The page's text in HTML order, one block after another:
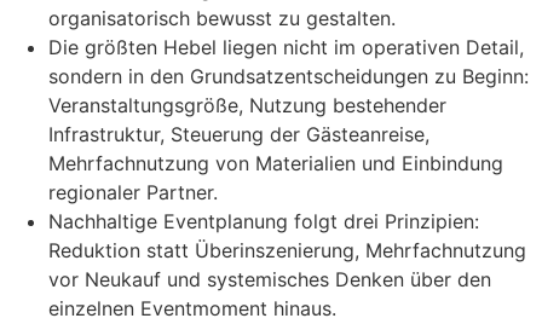
organisatorisch bewusst zu gestalten.
Die größten Hebel liegen nicht im operativen Detail,
sondern in den Grundsatzentscheidungen zu Beginn:
Veranstaltungsgröße, Nutzung bestehender
Infrastruktur, Steuerung der Gästeanreise,
Mehrfachnutzung von Materialien und Einbindung
regionaler Partner.
Nachhaltige Eventplanung folgt drei Prinzipien:
Reduktion statt Überinszenierung, Mehrfachnutzung
vor Neukauf und systemisches Denken über den
einzelnen Eventmoment hinaus.